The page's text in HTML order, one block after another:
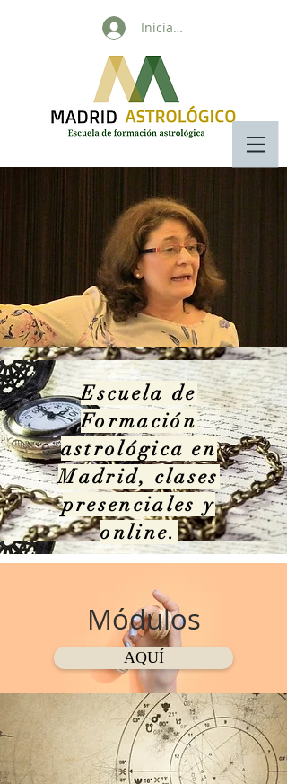
Iniciar sesión
Escuela de
Formación
astrológica en
Madrid, clases
presenciales y
online.
Módulos
AQUÍ